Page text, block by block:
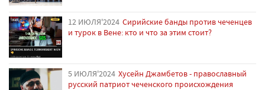
12 ИЮЛЯ'2024 Сирийские банды против чеченцев
и турок в Вене: кто и что за этим стоит?
5 ИЮЛЯ'2024 Хусейн Джамбетов - православный
русский патриот чеченского происхождения